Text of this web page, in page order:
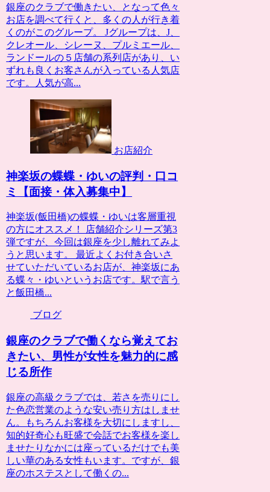
銀座のクラブで働きたい、となって色々
お店を調べて行くと、多くの人が行き着
くのがこのグループ。 Jグループは、J、
クレオール、シレーヌ、プルミエール、
ランドールの５店舗の系列店があり、い
ずれも良くお客さんが入っている人気店
です。人気が高...
お店紹介
神楽坂の蝶蝶・ゆいの評判・口コ
ミ【面接・体入募集中】
神楽坂(飯田橋)の蝶蝶・ゆいは客層重視
の方にオススメ！ 店舗紹介シリーズ第3
弾ですが、今回は銀座を少し離れてみよ
うと思います。 最近よくお付き合いさ
せていただいているお店が、神楽坂にあ
る蝶々・ゆいというお店です。駅で言う
と飯田橋...
ブログ
銀座のクラブで働くなら覚えてお
きたい、男性が女性を魅力的に感
じる所作
銀座の高級クラブでは、若さを売りにし
た色恋営業のような安い売り方はしませ
ん。もちろんお客様を大切にしますし、
知的好奇心も旺盛で会話でお客様を楽し
ませたりなかには座っているだけでも美
しい華のある女性もいます。ですが、銀
座のホステスとして働くの...